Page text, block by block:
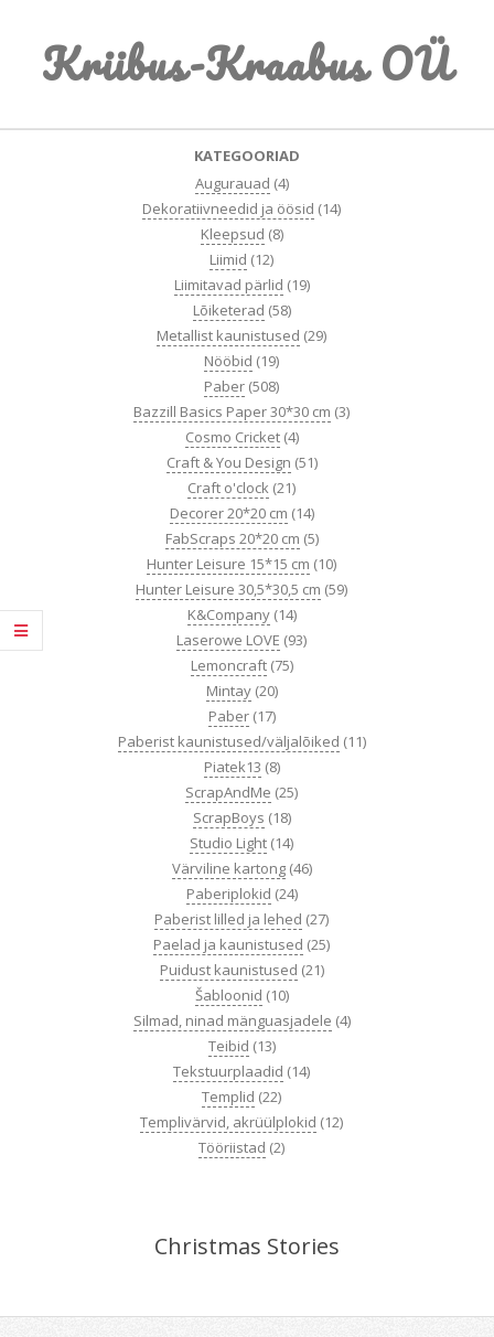
contentKriibus-Kraabus OÜ
KATEGOORIAD
Augurauad (4)
Dekoratiivneedid ja öösid (14)
Kleepsud (8)
Liimid (12)
Liimitavad pärlid (19)
Lõiketerad (58)
Metallist kaunistused (29)
Nööbid (19)
Paber (508)
Bazzill Basics Paper 30*30 cm (3)
Cosmo Cricket (4)
Craft & You Design (51)
Craft o'clock (21)
Decorer 20*20 cm (14)
FabScraps 20*20 cm (5)
Hunter Leisure 15*15 cm (10)
Hunter Leisure 30,5*30,5 cm (59)
K&Company (14)
Laserowe LOVE (93)
Lemoncraft (75)
Mintay (20)
Paber (17)
Paberist kaunistused/väljalõiked (11)
Piatek13 (8)
ScrapAndMe (25)
ScrapBoys (18)
Studio Light (14)
Värviline kartong (46)
Paberiplokid (24)
Paberist lilled ja lehed (27)
Paelad ja kaunistused (25)
Puidust kaunistused (21)
Šabloonid (10)
Silmad, ninad mänguasjadele (4)
Teibid (13)
Tekstuurplaadid (14)
Templid (22)
Templivärvid, akrüülplokid (12)
Tööriistad (2)
Christmas Stories